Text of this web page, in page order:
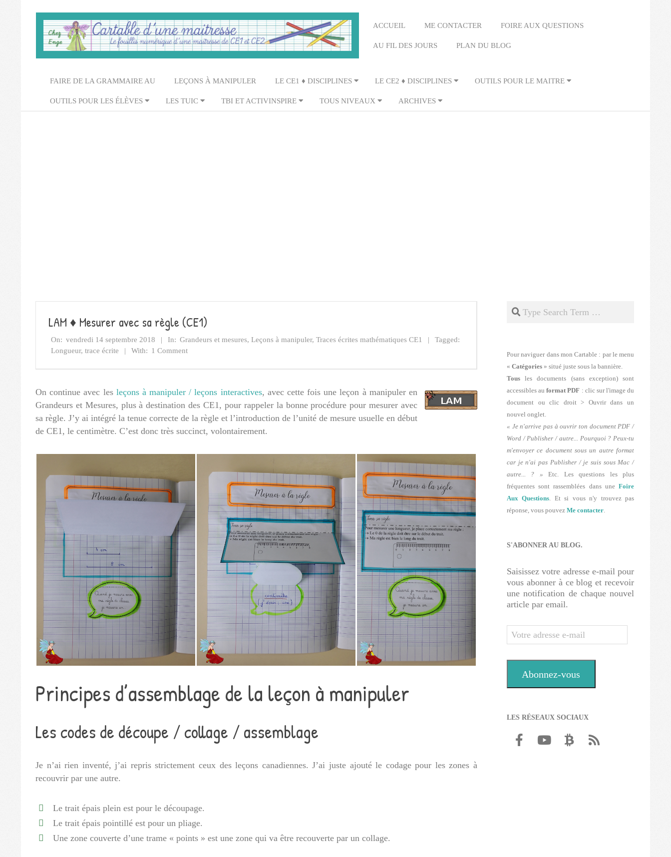
content
Cartable
d'une
maitresse
Primary
Menu
ACCUEIL ME CONTACTER FOIRE AUX QUESTIONS
AU FIL DES JOURS PLAN DU BLOG
Secondary
Menu
FAIRE DE LA GRAMMAIRE AU LEÇONS À MANIPULER LE CE1 ♦ DISCIPLINES LE CE2 ♦ DISCIPLINES OUTILS POUR LE MAITRE
OUTILS POUR LES ÉLÈVES LES TUIC TBI ET ACTIVINSPIRE TOUS NIVEAUX ARCHIVES
LAM ♦ Mesurer avec sa règle (CE1)
On: vendredi 14 septembre 2018 In: Grandeurs et mesures, Leçons à manipuler, Traces écrites mathématiques CE1
Tagged:
Longueur, trace écrite With: 1 Comment
On continue avec lesleçons à manipuler / leçons interactives, avec cette fois une leçon à manipuler en
Grandeurs et Mesures, plus à destination des CE1, pour rappeler la bonne procédure pour mesurer avec
sa règle. J’y ai intégré la tenue correcte de la règle et l’introduction de l’unité de mesure usuelle en début
de CE1, le centimètre. C’est donc très succinct, volontairement.
Principes d’assemblage de la leçon à manipuler
Les codes de découpe / collage / assemblage
Je n’ai rien inventé, j’ai repris strictement ceux des leçons canadiennes. J’ai juste ajouté le codage pour les zones à
recouvrir par une autre.
Le trait épais plein est pour le découpage.
Le trait épais pointillé est pour un pliage.
Une zone couverte d’une trame « points » est une zone qui va être recouverte par un collage.
Search
Pour naviguer dans mon Cartable : par le menu
« Catégories » situé juste sous la bannière.
Tous les documents (sans exception) sont
accessibles auformat PDF : clic sur l'image du
document ou clic droit > Ouvrir dans un
nouvel onglet.
« Je n'arrive pas à ouvrir ton document PDF /
Word / Publisher / autre... Pourquoi ? Peux-tu
m'envoyer ce document sous un autre format
car je n'ai pas Publisher / je suis sous Mac /
autre... ? » Etc. Les questions les plus
fréquentes sont rassemblées dans une Foire
Aux Questions. Et si vous n'y trouvez pas
réponse, vous pouvez Me contacter.
S'ABONNER AU BLOG.
Saisissez votre adresse e-mail pour
vous abonner à ce blog et recevoir
une notification de chaque nouvel
article par email.
Votre
adresse
Abonnez-vous
LES RÉSEAUX SOCIAUX